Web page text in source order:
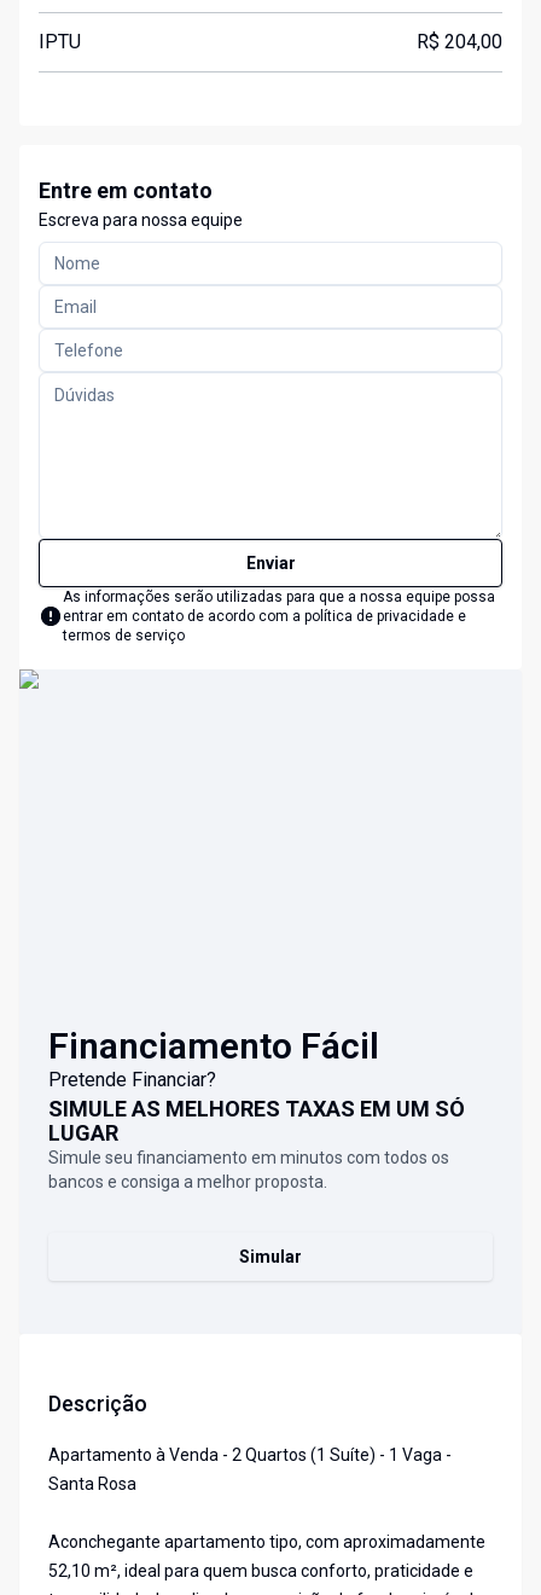
IPTU R$ 204,00
Entre em contato
Escreva para nossa equipe
Enviar
As informações serão utilizadas para que a nossa equipe possa
entrar em contato de acordo com a política de privacidade e
termos de serviço
Financiamento Fácil
Pretende Financiar?
SIMULE AS MELHORES TAXAS EM UM SÓ
LUGAR
Simule seu financiamento em minutos com todos os
bancos e consiga a melhor proposta.
Simular
Descrição
Apartamento à Venda - 2 Quartos (1 Suíte) - 1 Vaga -
Santa Rosa
Aconchegante apartamento tipo, com aproximadamente
52,10 m², ideal para quem busca conforto, praticidade e